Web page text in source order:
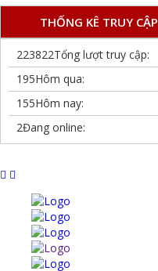
THỐNG KÊ TRUY CẬP
223822Tổng lượt truy cập:
195Hôm qua:
155Hôm nay:
2Đang online: